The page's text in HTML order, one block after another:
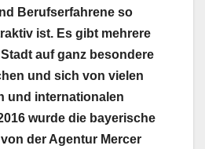
Berufserfahrene so
ist. Es gibt mehrere
auf ganz besondere
und sich von vielen
und internationalen
wurde die bayerische
der Agentur Mercer